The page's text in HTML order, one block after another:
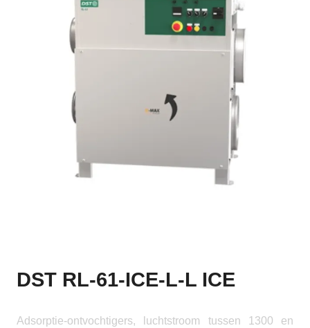
DST RL-61-ICE-L-L ICE
Adsorptie-ontvochtigers, luchtstroom tussen 1300 en